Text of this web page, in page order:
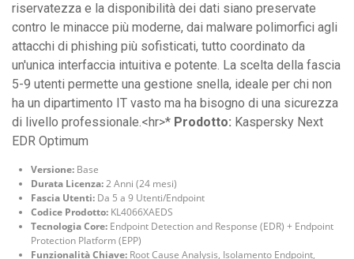
riservatezza e la disponibilità dei dati siano preservate
contro le minacce più moderne, dai malware polimorfici agli
attacchi di phishing più sofisticati, tutto coordinato da
un'unica interfaccia intuitiva e potente. La scelta della fascia
5-9 utenti permette una gestione snella, ideale per chi non
ha un dipartimento IT vasto ma ha bisogno di una sicurezza
di livello professionale.<hr>* Prodotto: Kaspersky Next
EDR Optimum
Versione: Base
Durata Licenza:2 Anni (24 mesi)
Fascia Utenti: Da 5 a 9 Utenti/Endpoint
Codice Prodotto: KL4066XAEDS
Tecnologia Core: Endpoint Detection and Response (EDR) + Endpoint
Protection Platform (EPP)
Funzionalità Chiave: Root Cause Analysis, Isolamento Endpoint,